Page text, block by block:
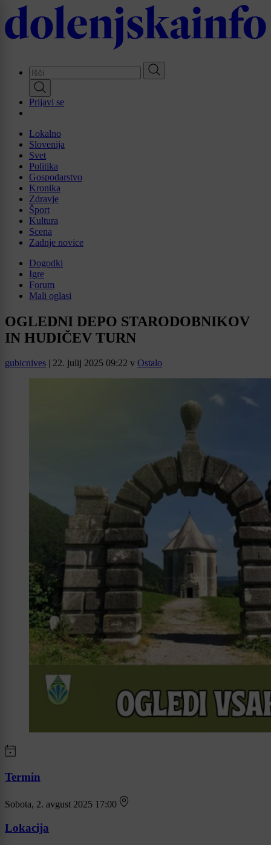
Skip
to
main
Prijavi se
Lokalno
Slovenija
Svet
Politika
Gospodarstvo
Kronika
Zdravje
Šport
Kultura
Scena
Zadnje novice
Dogodki
Igre
Forum
Mali oglasi
OGLEDNI DEPO STARODOBNIKOV
IN HUDIČEV TURN
gubicnives | 22. julij 2025 09:22 v Ostalo
Termin
Sobota, 2. avgust 2025 17:00
Lokacija